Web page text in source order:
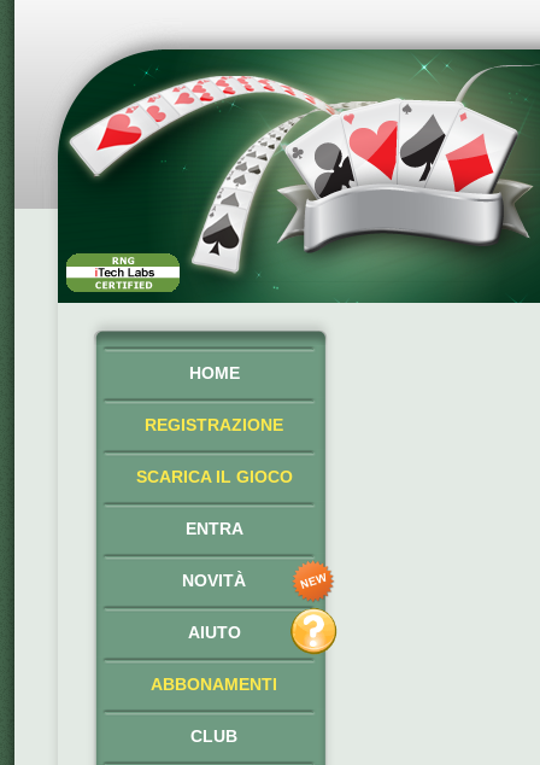
HOME
REGISTRAZIONE
SCARICA IL GIOCO
ENTRA
NOVITÀ
AIUTO
ABBONAMENTI
CLUB